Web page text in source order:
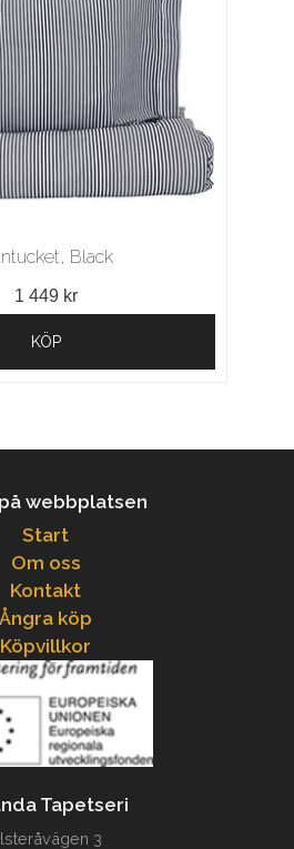
Black
1 449 kr
KÖP
webbplatsen
Start
Om oss
Kontakt
Ångra köp
Köpvillkor
Tapetseri
3